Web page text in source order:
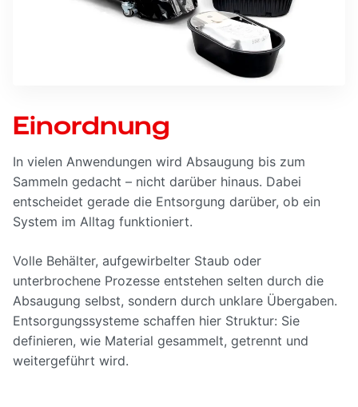
Einordnung
In vielen Anwendungen wird Absaugung bis zum
Sammeln gedacht – nicht darüber hinaus. Dabei
entscheidet gerade die Entsorgung darüber, ob ein
System im Alltag funktioniert.
Volle Behälter, aufgewirbelter Staub oder
unterbrochene Prozesse entstehen selten durch die
Absaugung selbst, sondern durch unklare Übergaben.
Entsorgungssysteme schaffen hier Struktur: Sie
definieren, wie Material gesammelt, getrennt und
weitergeführt wird.